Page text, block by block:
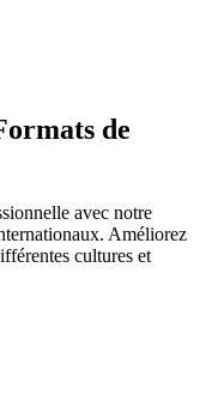
de
avec notre
Améliorez
cultures et